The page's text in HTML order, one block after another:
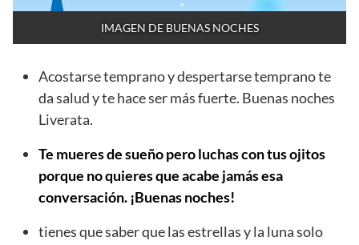
IMAGEN DE BUENAS NOCHES
Acostarse temprano y despertarse temprano te
da salud y te hace ser más fuerte. Buenas noches
Liverata.
Te mueres de sueño pero luchas con tus ojitos
porque no quieres que acabe jamás esa
conversación. ¡Buenas noches!
tienes que saber que las estrellas y la luna solo